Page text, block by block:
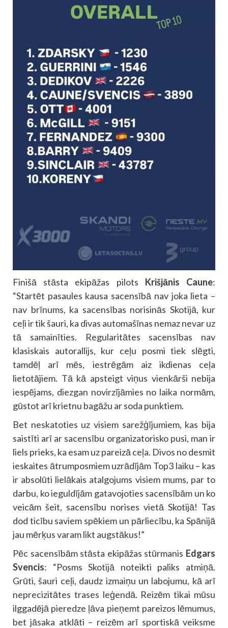
Finišā stāsta ekipāžas pilots Krišjānis Caune:
“Startēt pasaules kausa sacensībā nav joka lieta –
nav brīnums, ka sacensības norisinās Skotijā, kur
ceļi ir tik šauri, ka divas automašīnas nemaz nevar uz
tā samainīties. Regularitātes sacensības nav
klasiskais autorallijs, kur ceļu posmi tiek slēgti,
tamdēļ arī mēs, iestrēgām aiz ikdienas ceļa
lietotājiem. Tā kā apsteigt viņus vienkārši nebija
iespējams, diezgan novirzījāmies no laika normām,
gūstot arī krietnu bagāžu ar soda punktiem.
Bet neskatoties uz visiem sarežģījumiem, kas bija
saistīti arī ar sacensību organizatorisko pusi, man ir
liels prieks, ka esam uz pareizā ceļa. Divos no desmit
ieskaites ātrumposmiem uzrādījām Top3 laiku – kas
ir absolūti lielākais atalgojums visiem mums, par to
darbu, ko ieguldījām gatavojoties sacensībām un ko
veicām šeit, sacensību norises vietā Skotijā! Tas
dod ticību saviem spēkiem un pārliecību, ka Spānijā
jau mērķus varam likt augstākus!”
Pēc sacensībām stāsta ekipāžas stūrmanis Edgars
Svencis: “Posms Skotijā noteikti paliks atmiņā.
Grūti, šauri ceļi, daudz izmaiņu un labojumu, kā arī
neprecizitātes trases leģendā. Reizēm tikai mūsu
ilggadējā pieredze ļāva pieņemt pareizos lēmumus,
bet jāsaka atklāti – reizēm arī sportiskā veiksme